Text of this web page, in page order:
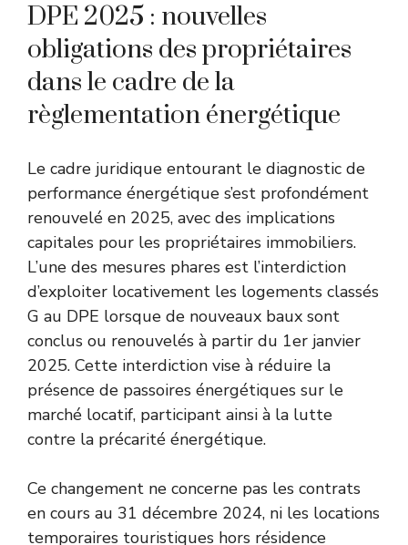
DPE 2025 : nouvelles
obligations des propriétaires
dans le cadre de la
règlementation énergétique
Le cadre juridique entourant le diagnostic de
performance énergétique s’est profondément
renouvelé en 2025, avec des implications
capitales pour les propriétaires immobiliers.
L’une des mesures phares est l’interdiction
d’exploiter locativement les logements classés
G au DPE lorsque de nouveaux baux sont
conclus ou renouvelés à partir du 1er janvier
2025. Cette interdiction vise à réduire la
présence de passoires énergétiques sur le
marché locatif, participant ainsi à la lutte
contre la précarité énergétique.
Ce changement ne concerne pas les contrats
en cours au 31 décembre 2024, ni les locations
temporaires touristiques hors résidence